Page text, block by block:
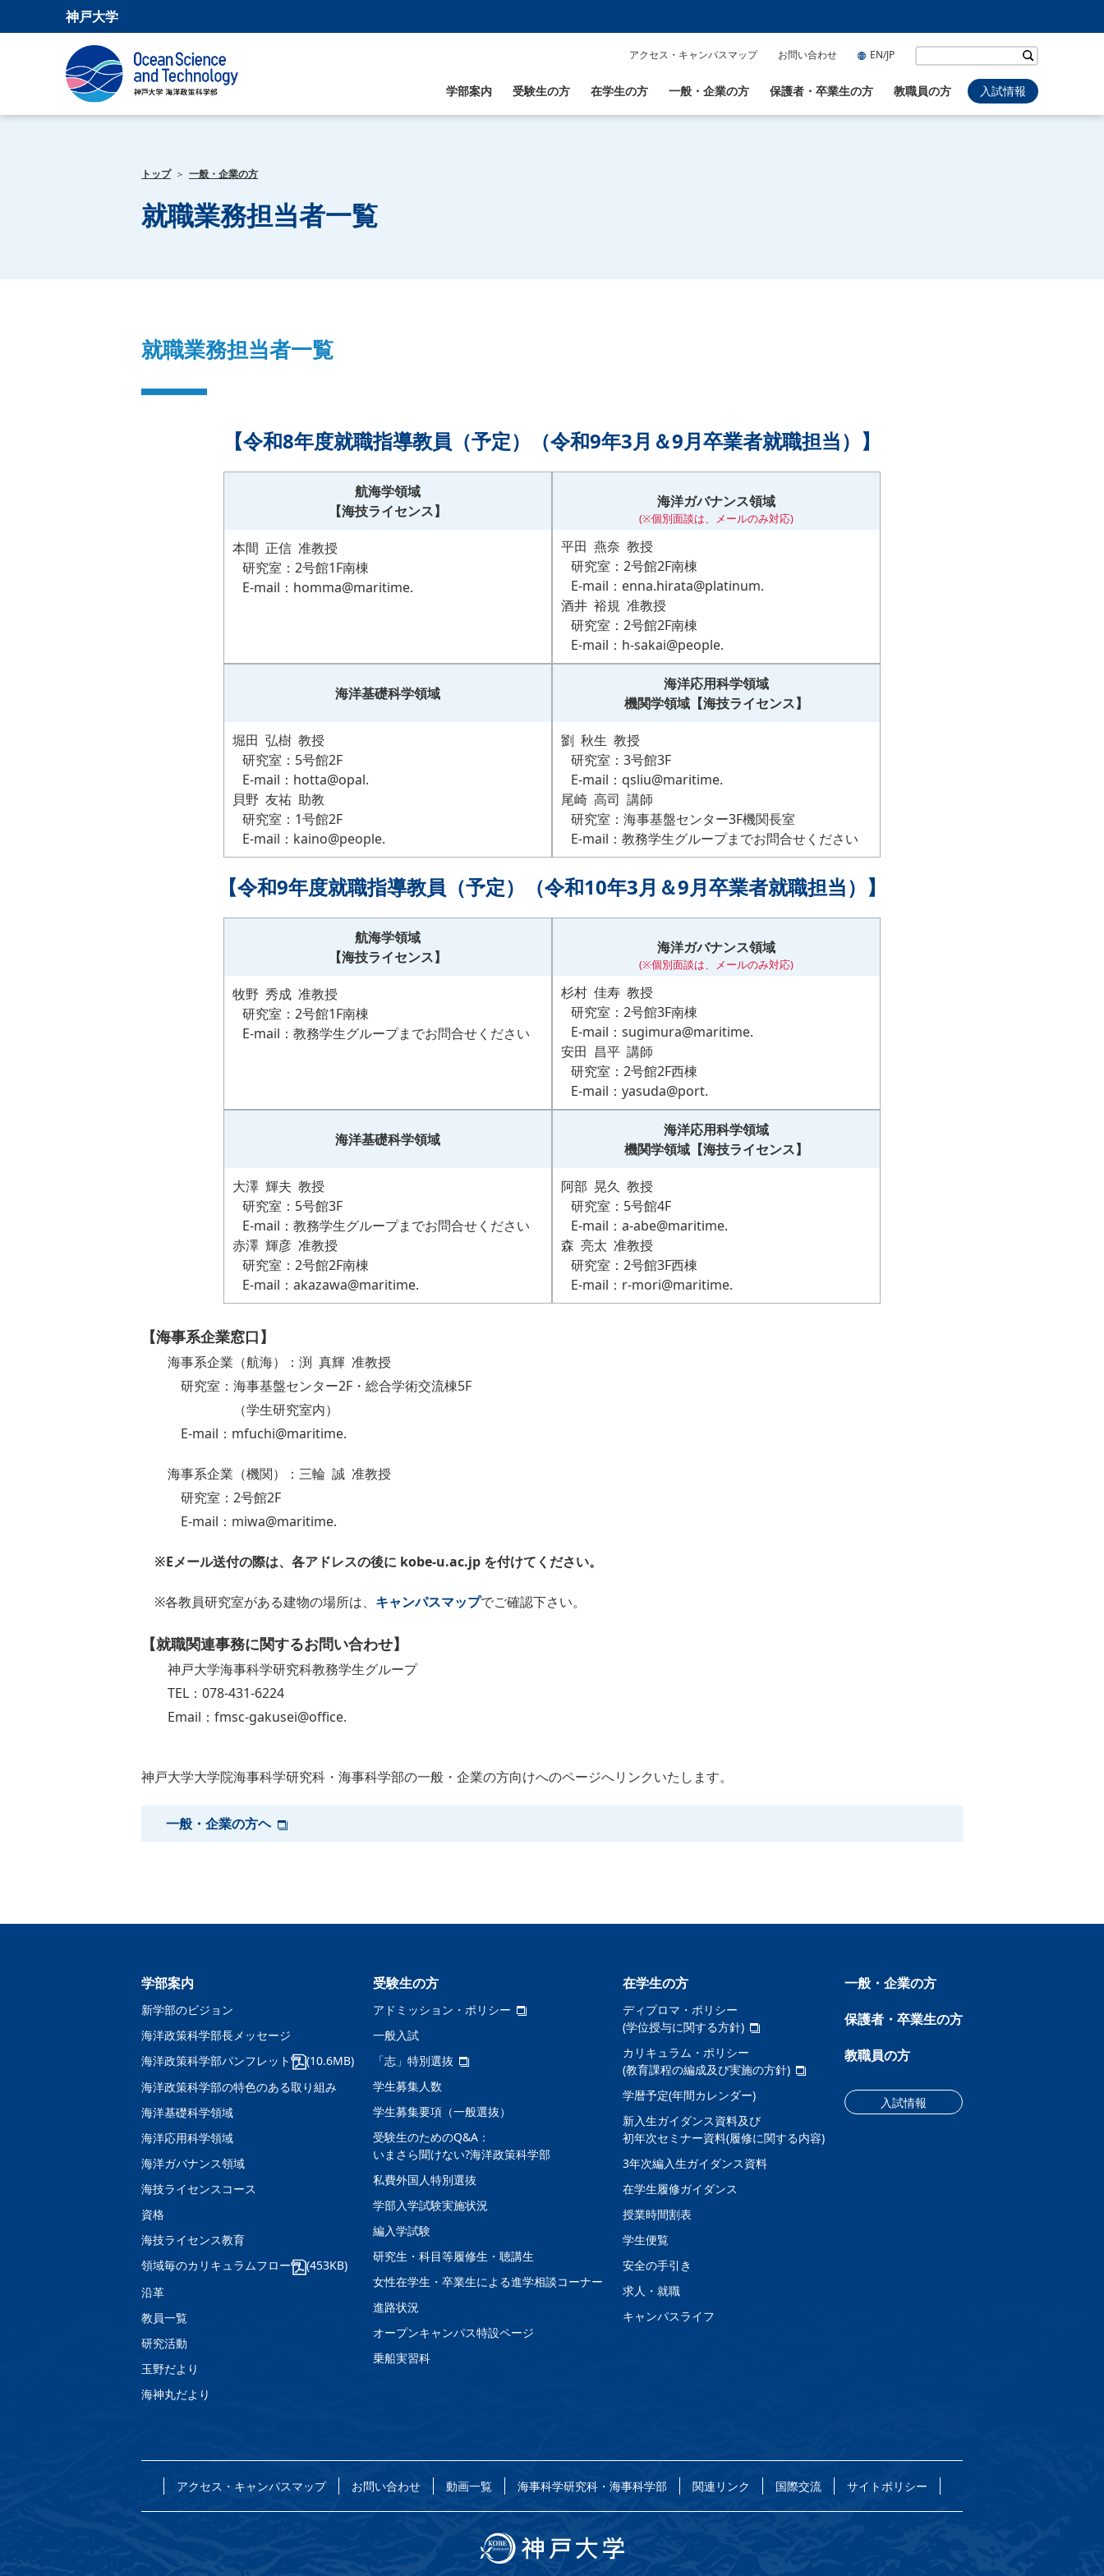
神戸大学
アクセス・キャンパスマップ お問い合わせ EN/JP
学部案内 受験生の方 在学生の方 一般・企業の方 保護者・卒業生の方 教職員の方 入試情報
トップ 一般・企業の方
就職業務担当者一覧
就職業務担当者一覧
【令和8年度就職指導教員（予定）（令和9年3月＆9月卒業者就職担当）】
航海学領域
【海技ライセンス】
本間 正信 准教授
研究室：2号館1F南棟
E-mail：homma@maritime.
海洋ガバナンス領域
(※個別面談は、メールのみ対応)
平田 燕奈 教授
研究室：2号館2F南棟
E-mail：enna.hirata@platinum.
酒井 裕規 准教授
研究室：2号館2F南棟
E-mail：h-sakai@people.
海洋基礎科学領域
堀田 弘樹 教授
研究室：5号館2F
E-mail：hotta@opal.
貝野 友祐 助教
研究室：1号館2F
E-mail：kaino@people.
海洋応用科学領域
機関学領域【海技ライセンス】
劉 秋生 教授
研究室：3号館3F
E-mail：qsliu@maritime.
尾崎 高司 講師
研究室：海事基盤センター3F機関長室
E-mail：教務学生グループまでお問合せください
【令和9年度就職指導教員（予定）（令和10年3月＆9月卒業者就職担当）】
航海学領域
【海技ライセンス】
牧野 秀成 准教授
研究室：2号館1F南棟
E-mail：教務学生グループまでお問合せください
海洋ガバナンス領域
(※個別面談は、メールのみ対応)
杉村 佳寿 教授
研究室：2号館3F南棟
E-mail：sugimura@maritime.
安田 昌平 講師
研究室：2号館2F西棟
E-mail：yasuda@port.
海洋基礎科学領域
大澤 輝夫 教授
研究室：5号館3F
E-mail：教務学生グループまでお問合せください
赤澤 輝彦 准教授
研究室：2号館2F南棟
E-mail：akazawa@maritime.
海洋応用科学領域
機関学領域【海技ライセンス】
阿部 晃久 教授
研究室：5号館4F
E-mail：a-abe@maritime.
森 亮太 准教授
研究室：2号館3F西棟
E-mail：r-mori@maritime.
【海事系企業窓口】
海事系企業（航海）：渕 真輝 准教授
研究室：海事基盤センター2F・総合学術交流棟5F
（学生研究室内）
E-mail：mfuchi@maritime.
海事系企業（機関）：三輪 誠 准教授
研究室：2号館2F
E-mail：miwa@maritime.
※Eメール送付の際は、各アドレスの後に kobe-u.ac.jp を付けてください。
※各教員研究室がある建物の場所は、 キャンパスマップでご確認下さい。
【就職関連事務に関するお問い合わせ】
神戸大学海事科学研究科教務学生グループ
TEL：078-431-6224
Email：fmsc-gakusei@office.
神戸大学大学院海事科学研究科・海事科学部の一般・企業の方向けへのページへリンクいたします。
一般・企業の方ヘ
学部案内
新学部のビジョン
海洋政策科学部長メッセージ
海洋政策科学部パンフレット
(10.6MB)
海洋政策科学部の特色のある取り組み
海洋基礎科学領域
海洋応用科学領域
海洋ガバナンス領域
海技ライセンスコース
資格
海技ライセンス教育
領域毎のカリキュラムフロー
(453KB)
沿革
教員一覧
研究活動
玉野だより
海神丸だより
受験生の方
アドミッション・ポリシー
一般入試
「志」特別選抜
学生募集人数
学生募集要項（一般選抜）
受験生のためのQ&A：
いまさら聞けない?海洋政策科学部
私費外国人特別選抜
学部入学試験実施状況
編入学試験
研究生・科目等履修生・聴講生
女性在学生・卒業生による進学相談コーナー
進路状況
オープンキャンパス特設ページ
乗船実習科
在学生の方
ディプロマ・ポリシー
(学位授与に関する方針)
カリキュラム・ポリシー
(教育課程の編成及び実施の方針)
学暦予定(年間カレンダー)
新入生ガイダンス資料及び
初年次セミナー資料(履修に関する内容)
3年次編入生ガイダンス資料
在学生履修ガイダンス
授業時間割表
学生便覧
安全の手引き
求人・就職
キャンパスライフ
一般・企業の方
保護者・卒業生の方
教職員の方
入試情報
アクセス・キャンパスマップ お問い合わせ 動画一覧 海事科学研究科・海事科学部 関連リンク 国際交流 サイトポリシー